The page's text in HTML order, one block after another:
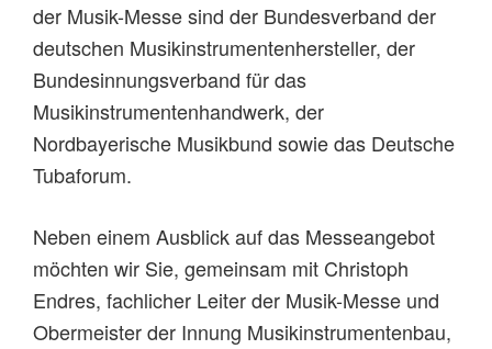
der Musik-Messe sind der Bundesverband der
deutschen Musikinstrumentenhersteller, der
Bundesinnungsverband für das
Musikinstrumentenhandwerk, der
Nordbayerische Musikbund sowie das Deutsche
Tubaforum.
Neben einem Ausblick auf das Messeangebot
möchten wir Sie, gemeinsam mit Christoph
Endres, fachlicher Leiter der Musik-Messe und
Obermeister der Innung Musikinstrumentenbau,